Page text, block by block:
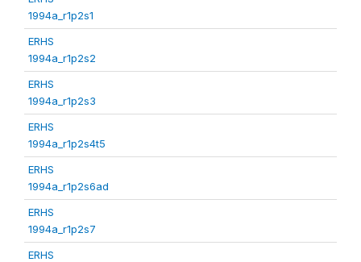
1994a_r1p2s1
ERHS
1994a_r1p2s2
ERHS
1994a_r1p2s3
ERHS
1994a_r1p2s4t5
ERHS
1994a_r1p2s6ad
ERHS
1994a_r1p2s7
ERHS